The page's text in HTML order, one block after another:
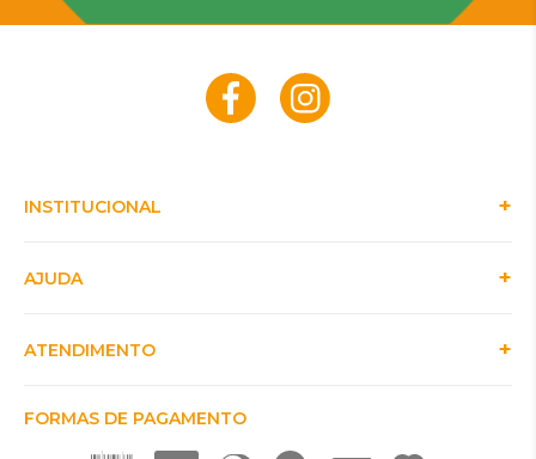
INSTITUCIONAL
AJUDA
ATENDIMENTO
FORMAS DE PAGAMENTO